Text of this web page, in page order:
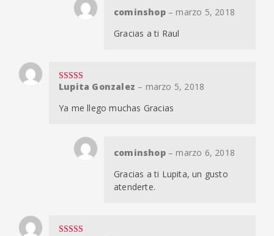
cominshop – marzo 5, 2018
Gracias a ti Raul
Valorado en
Lupita Gonzalez – marzo 5, 2018
Ya me llego muchas Gracias
cominshop – marzo 6, 2018
Gracias a ti Lupita, un gusto
atenderte.